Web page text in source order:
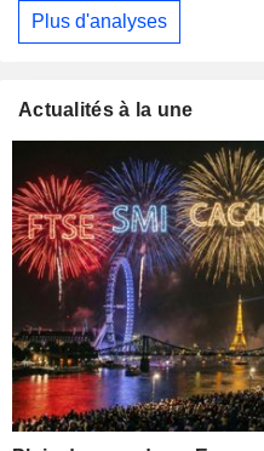
Plus d'analyses
Actualités à la une